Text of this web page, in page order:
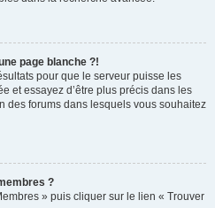
page blanche ?!
pour que le serveur puisse les
et essayez d’être plus précis dans les
des forums dans lesquels vous souhaitez
?
» puis cliquer sur le lien « Trouver